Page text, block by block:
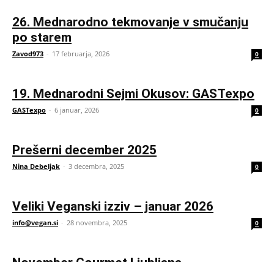
26. Mednarodno tekmovanje v smučanju
po starem
Zavod973 - 17 februarja, 2026 0
19. Mednarodni Sejmi Okusov: GASTexpo
GASTexpo - 6 januar, 2026 0
Prešerni december 2025
Nina Debeljak - 3 decembra, 2025 0
Veliki Veganski izziv – januar 2026
info@vegan.si - 28 novembra, 2025 0